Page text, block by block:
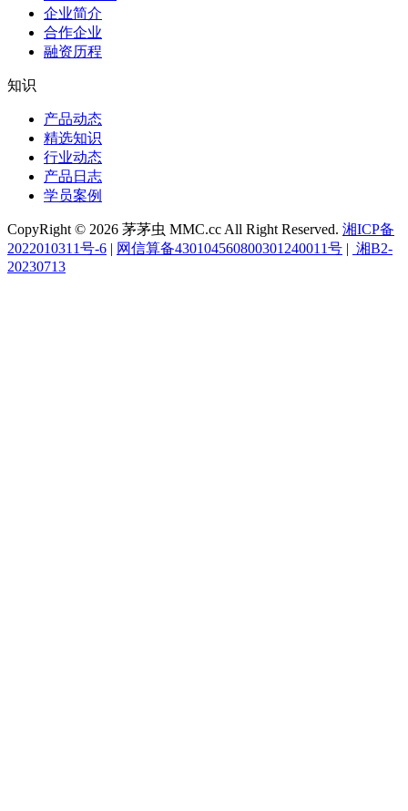
企业简介
合作企业
融资历程
知识
产品动态
精选知识
行业动态
产品日志
学员案例
CopyRight © 2026 茅茅虫 MMC.cc All Right Reserved. 湘ICP备
2022010311号-6 | 网信算备430104560800301240011号 | 湘B2-
20230713